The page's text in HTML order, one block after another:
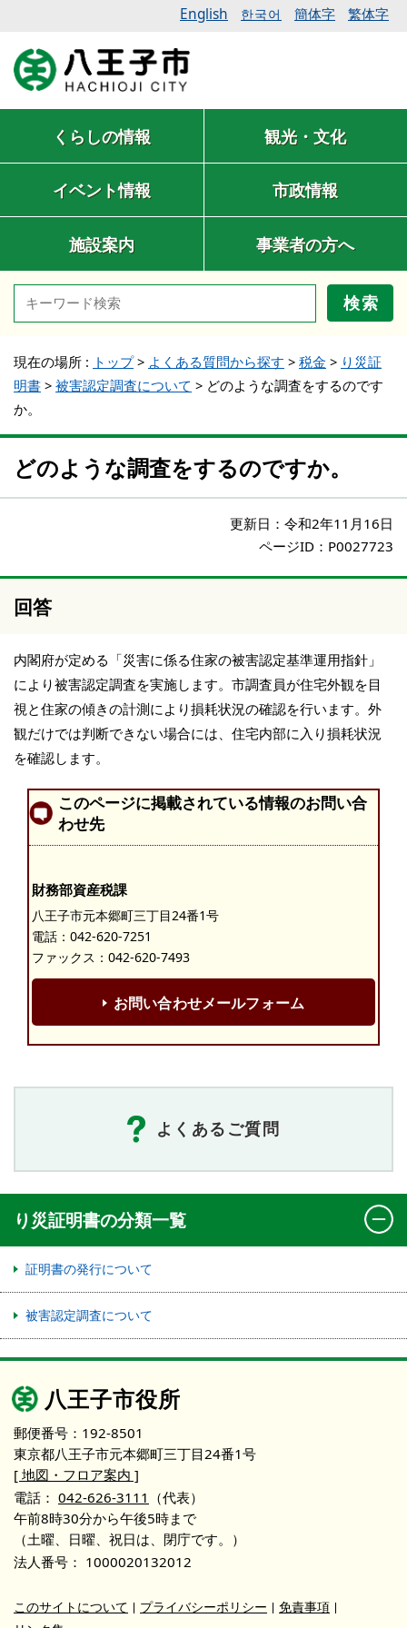
English 한국어 簡体字 繁体字
くらしの情報 観光・文化
イベント情報 市政情報
施設案内 事業者の方へ
検索
現在の場所 : トップ> よくある質問から探す > 税金 > り災証
明書 > 被害認定調査について > どのような調査をするのです
か。
どのような調査をするのですか。
更新日： 令和2年11月16日
ページID：P0027723
回答
内閣府が定める「災害に係る住家の被害認定基準運用指針」
により被害認定調査を実施します。市調査員が住宅外観を目
視と住家の傾きの計測により損耗状況の確認を行います。外
観だけでは判断できない場合には、住宅内部に入り損耗状況
を確認します。
このページに掲載されている情報のお問い合
わせ先
財務部資産税課
八王子市元本郷町三丁目24番1号
電話： 042-620-7251
ファックス：042-620-7493
お問い合わせメールフォーム
よくあるご質問
り災証明書の分類一覧
証明書の発行について
被害認定調査について
八王子市役所
郵便番号：192-8501
東京都八王子市元本郷町三丁目24番1号
[ 地図・フロア案内 ]
電話： 042-626-3111 （代表）
午前8時30分から午後5時まで
（土曜、日曜、祝日は、閉庁です。）
法人番号： 1000020132012
このサイトについて プライバシーポリシー
免責事項